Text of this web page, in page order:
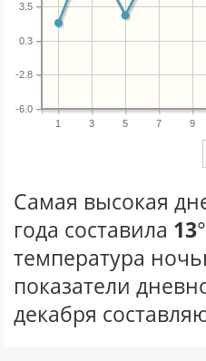
1 3 5 7 9
-6.0
-2.8
0.3
3.5
Самая высокая
года составила 13
температура
показатели
декабря